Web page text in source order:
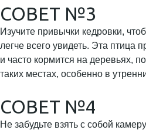
СОВЕТ №3
Изучите привычки кедровки,
легче всего увидеть. Эта птица
и часто кормится на деревьях,
таких местах, особенно в
СОВЕТ №4
Не забудьте взять с собой